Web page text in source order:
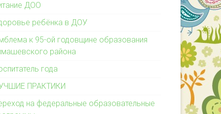
ДОО
ребёнка в ДОУ
к 95-ой годовщине образования
района
года
ПРАКТИКИ
на федеральные образовательные